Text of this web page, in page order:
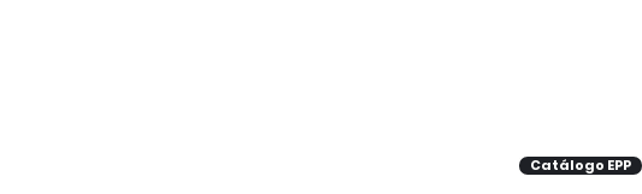
Catálogo EPP